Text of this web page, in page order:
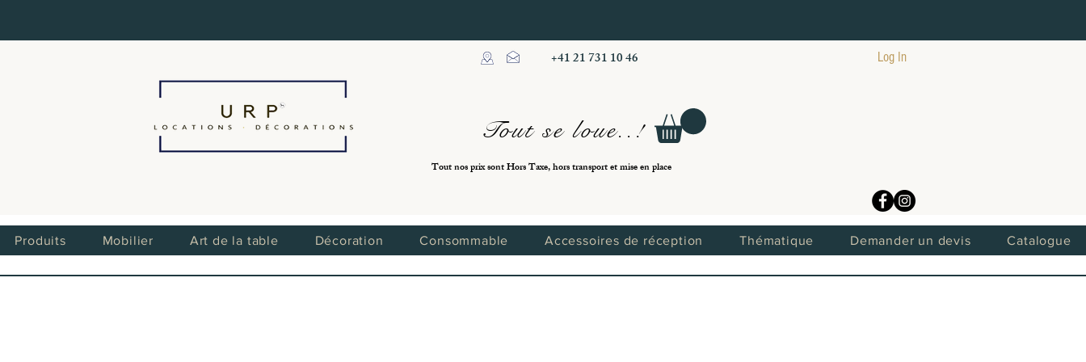
+41 21 731 10 46
Tout se loue..!
Log In
Tout nos prix sont Hors Taxe, hors transport et mise en place
Produits Mobilier Art de la table Décoration Consommable Accessoires de réception Thématique Demander un devis Catalogue